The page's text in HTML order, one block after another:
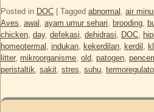
Posted in DOC Tagged abnormal , air
Aves, awal , ayam umur sehari, brooding,
chicken, day, defekasi, dehidrasi, DOC,
homeotermal , indukan, kekerdilan, kerdil ,
litter, mikroorganisme, old, patogen,
peristaltik, sakit, stres, suhu,